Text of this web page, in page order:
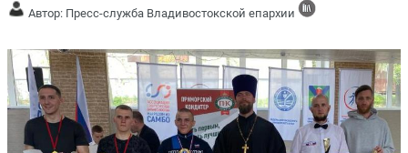
Автор: Пресс-служба Владивостокской епархии